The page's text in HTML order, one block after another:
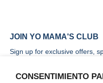
CONSENTIMIENTO
JOIN YO MAMA'S CLUB
Sign up for exclusive offers,